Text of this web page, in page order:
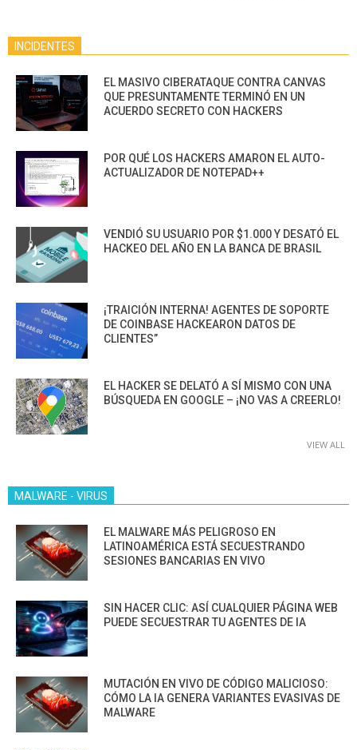
INCIDENTES
EL MASIVO CIBERATAQUE CONTRA CANVAS
QUE PRESUNTAMENTE TERMINÓ EN UN
ACUERDO SECRETO CON HACKERS
POR QUÉ LOS HACKERS AMARON EL AUTO-
ACTUALIZADOR DE NOTEPAD++
VENDIÓ SU USUARIO POR $1.000 Y DESATÓ EL
HACKEO DEL AÑO EN LA BANCA DE BRASIL
¡TRAICIÓN INTERNA! AGENTES DE SOPORTE
DE COINBASE HACKEARON DATOS DE
CLIENTES”
EL HACKER SE DELATÓ A SÍ MISMO CON UNA
BÚSQUEDA EN GOOGLE – ¡NO VAS A CREERLO!
VIEW ALL
MALWARE - VIRUS
EL MALWARE MÁS PELIGROSO EN
LATINOAMÉRICA ESTÁ SECUESTRANDO
SESIONES BANCARIAS EN VIVO
SIN HACER CLIC: ASÍ CUALQUIER PÁGINA WEB
PUEDE SECUESTRAR TU AGENTES DE IA
MUTACIÓN EN VIVO DE CÓDIGO MALICIOSO:
CÓMO LA IA GENERA VARIANTES EVASIVAS DE
MALWARE